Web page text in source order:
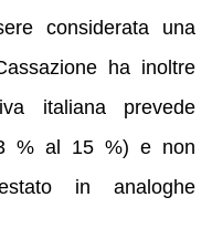
considerata una
ha inoltre
italiana prevede
% al 15 %) e non
in analoghe